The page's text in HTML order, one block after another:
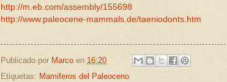
http://m.eb.com/assembly/155698
http://www.paleocene-mammals.de/taeniodonts.htm
Publicado por Marco en 16:20
Etiquetas: Mamiferos del Paleoceno